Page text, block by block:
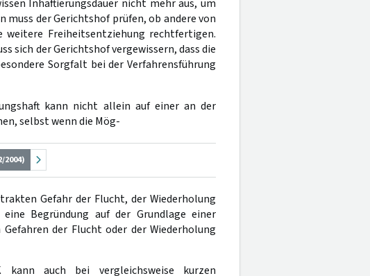
Inhaftierungsdauer nicht mehr aus, um
der Gerichtshof prüfen, ob andere von
weitere Freiheitsentziehung rechtfertigen.
sich der Gerichtshof vergewissern, dass die
Sorgfalt bei der Verfahrensführung
kann nicht allein auf einer an der
selbst wenn die Mög-
2004)
Gefahr der Flucht, der Wiederholung
Begründung auf der Grundlage einer
der Flucht oder der Wiederholung
kann auch bei vergleichsweise kurzen